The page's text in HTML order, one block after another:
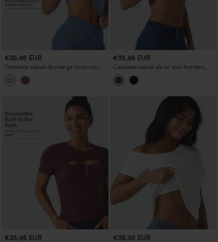
€35,95 EUR
Camiseta casual de manga corta con
escote cuadrado y sujetador integrado,
de alta elasticidad — copas B-DD
€35,95 EUR
Camiseta casual de un solo hombro,
manga corta, con fruncido y sujetador
incorporado
€35,95 EUR €35,95 EUR